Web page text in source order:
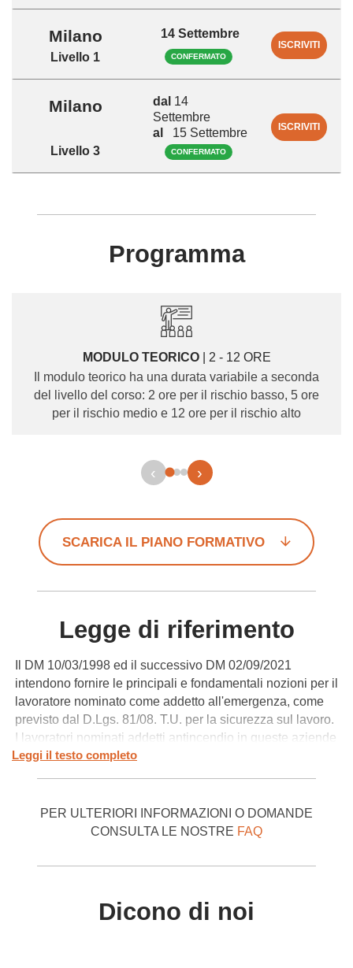
Milano
Livello 1
14 Settembre
CONFERMATO
ISCRIVITI
Milano
Livello 3
dal 14
Settembre
al
15 Settembre
CONFERMATO
ISCRIVITI
Programma
MODULO TEORICO| 2 - 12 ORE
Il modulo teorico ha una durata variabile a seconda
del livello del corso: 2 ore per il rischio basso, 5 ore
per il rischio medio e 12 ore per il rischio alto
‹ ›
SCARICA IL PIANO FORMATIVO
Legge di riferimento
Il DM 10/03/1998 ed il successivo DM 02/09/2021
intendono fornire le principali e fondamentali nozioni per il
lavoratore nominato come addetto all'emergenza, come
previsto dal D.Lgs. 81/08. T.U. per la sicurezza sul lavoro.
I lavoratori nominati addetti antincendio in queste aziende
dovranno acquisire, attraverso questo corso di
della combustione ed alle dirette conseguenze per le
persone esposte al fuoco ed ai fumi prodotti. Verranno
più comuni e le possibilità di impiego delle diverse
sicurezza nei luoghi di lavoro, il D.Lgs 81/08, individua tra
gli obblighi del datore di lavoro la responsabilità di gestire
Leggi il testo completo
PER ULTERIORI INFORMAZIONI O DOMANDE
CONSULTA LE NOSTRE FAQ
Dicono di noi